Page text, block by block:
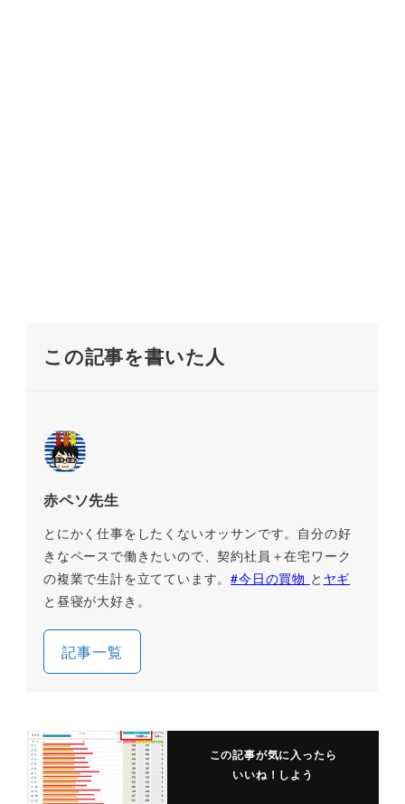
この記事を書いた人
赤ペソ先生
とにかく仕事をしたくないオッサンです。自分の好
きなペースで働きたいので、契約社員＋在宅ワーク
の複業で生計を立てています。#今日の買物 と ヤギ
と昼寝が大好き。
記事一覧
この記事が気に入ったら
いいね！しよう